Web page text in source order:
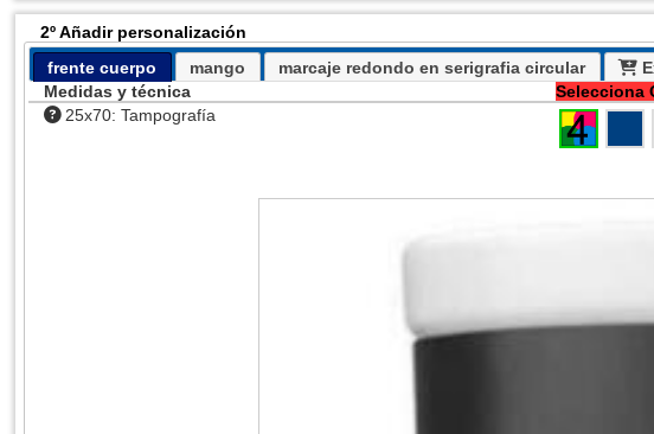
2º Añadir personalización
frente cuerpo
mango marcaje redondo en serigrafia circular
Medidas y técnica
Selecciona
25x70: Tampografía